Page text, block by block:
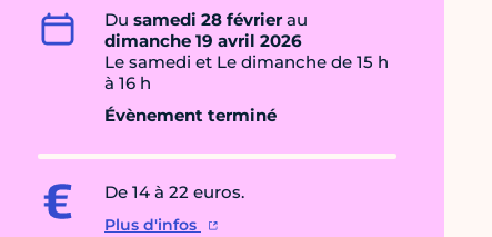
Du samedi 28 févrierau
dimanche 19 avril 2026
Le samedi et Le dimanche de 15 h
à 16 h
Évènement terminé
De 14 à 22 euros.
Plus d'infos